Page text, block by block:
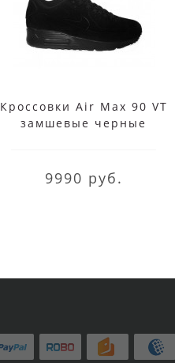
Кроссовки Air Max 90 VT
замшевые черные
9990 руб.